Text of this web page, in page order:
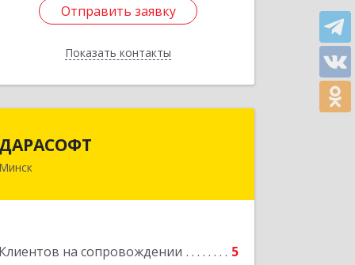
Отправить заявку
Показать контакты
Отправить заявку
Назад
ДАРАСОФТ
Минск
Клиентов на сопровождении
5